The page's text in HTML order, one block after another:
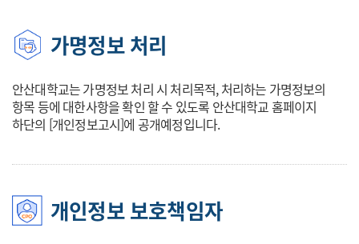
가명정보 처리
안산대학교는 가명정보 처리 시 처리목적, 처리하는 가명정보의
항목 등에 대한사항을 확인 할 수 있도록 안산대학교 홈페이지
하단의 [개인정보고시]에 공개예정입니다.
개인정보 보호책임자